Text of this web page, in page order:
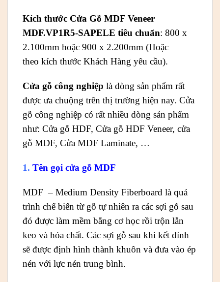
Kích thước Cửa Gỗ MDF Veneer
MDF.VP1R5-SAPELE tiêu chuẩn: 800 x
2.100mm hoặc 900 x 2.200mm (Hoặc
theo kích thước Khách Hàng yêu cầu).
Cửa gỗ công nghiệp là dòng sản phẩm rất
được ưa chuộng trên thị trường hiện nay. Cửa
gỗ công nghiệp có rất nhiều dòng sản phẩm
như: Cửa gỗ HDF, Cửa gỗ HDF Veneer, cửa
gỗ MDF, Cửa MDF Laminate, …
1. Tên gọi cửa gỗ MDF
MDF – Medium Density Fiberboard là quá
trình chế biến từ gỗ tự nhiên ra các sợi gỗ sau
đó được làm mềm bằng cơ học rồi trộn lẫn
keo và hóa chất. Các sợi gỗ sau khi kết dính
sẽ được định hình thành khuôn và đưa vào ép
nén với lực nén trung bình.